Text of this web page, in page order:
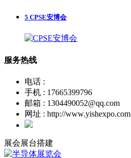
5 CPSE安博会
服务热线
电话 :
手机 : 17665399796
邮箱 : 1304490052@qq.com
网址 : http://www.yishexpo.com
展会展台搭建